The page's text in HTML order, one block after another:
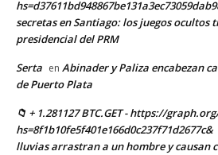
secretas en Santiago: los juegos ocultos
presidencial del PRM
Serta en Abinader y Paliza encabezan
de Puerto Plata
📁 + 1.281127 BTC.GET - https://
hs=8f1b10fe5f401e166d0c237f71d2677c&
lluvias arrastran a un hombre y causan